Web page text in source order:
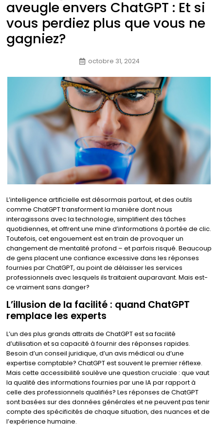
aveugle envers ChatGPT : Et si
vous perdiez plus que vous ne
gagniez?
octobre 31, 2024
L’intelligence artificielle est désormais partout, et des outils
comme ChatGPT transforment la manière dont nous
interagissons avec la technologie, simplifient des tâches
quotidiennes, et offrent une mine d’informations à portée de clic.
Toutefois, cet engouement est en train de provoquer un
changement de mentalité profond – et parfois risqué. Beaucoup
de gens placent une confiance excessive dans les réponses
fournies par ChatGPT, au point de délaisser les services
professionnels avec lesquels ils traitaient auparavant. Mais est-
ce vraiment sans danger?
L’illusion de la facilité : quand ChatGPT
remplace les experts
L’un des plus grands attraits de ChatGPT est sa facilité
d’utilisation et sa capacité à fournir des réponses rapides.
Besoin d’un conseil juridique, d’un avis médical ou d’une
expertise comptable? ChatGPT est souvent le premier réflexe.
Mais cette accessibilité soulève une question cruciale : que vaut
la qualité des informations fournies par une IA par rapport à
celle des professionnels qualifiés? Les réponses de ChatGPT
sont basées sur des données générales et ne peuvent pas tenir
compte des spécificités de chaque situation, des nuances et de
l’expérience humaine.